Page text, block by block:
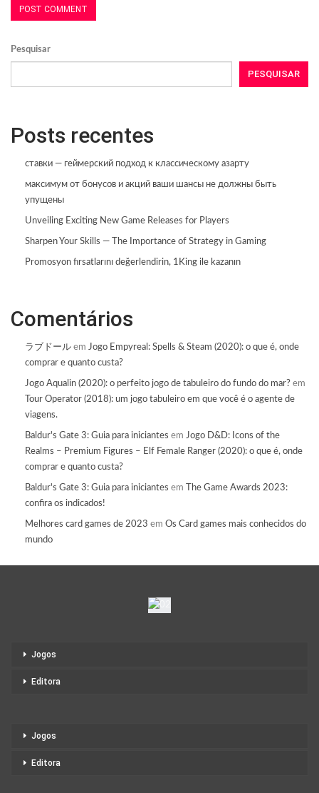
Pesquisar
PESQUISAR
Posts recentes
ставки — геймерский подход к классическому азарту
максимум от бонусов и акций ваши шансы не должны быть
упущены
Unveiling Exciting New Game Releases for Players
Sharpen Your Skills — The Importance of Strategy in Gaming
Promosyon fırsatlarını değerlendirin, 1King ile kazanın
Comentários
ラブドール em Jogo Empyreal: Spells & Steam (2020): o que é, onde
comprar e quanto custa?
Jogo Aqualin (2020): o perfeito jogo de tabuleiro do fundo do mar? em
Tour Operator (2018): um jogo tabuleiro em que você é o agente de
viagens.
Baldur's Gate 3: Guia para iniciantes em Jogo D&D: Icons of the
Realms – Premium Figures – Elf Female Ranger (2020): o que é, onde
comprar e quanto custa?
Baldur's Gate 3: Guia para iniciantes em
The Game Awards 2023:
confira os indicados!
Melhores card games de 2023 em Os Card games mais conhecidos do
mundo
Jogos
Editora
Jogos
Editora